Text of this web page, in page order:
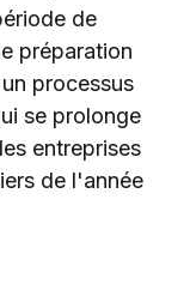
de
préparation
processus
se prolonge
entreprises
de l'année